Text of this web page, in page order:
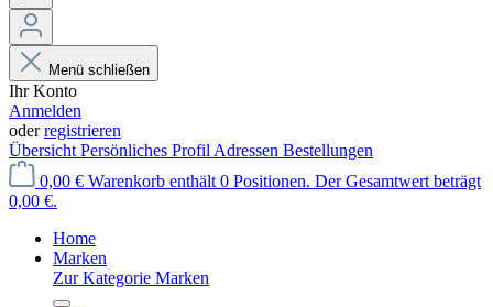
Menü schließen
Ihr Konto
Anmelden
oderregistrieren
Übersicht Persönliches Profil Adressen Bestellungen
0,00 € Warenkorb enthält 0 Positionen. Der Gesamtwert beträgt
0,00 €.
Home
Marken
Zur Kategorie Marken